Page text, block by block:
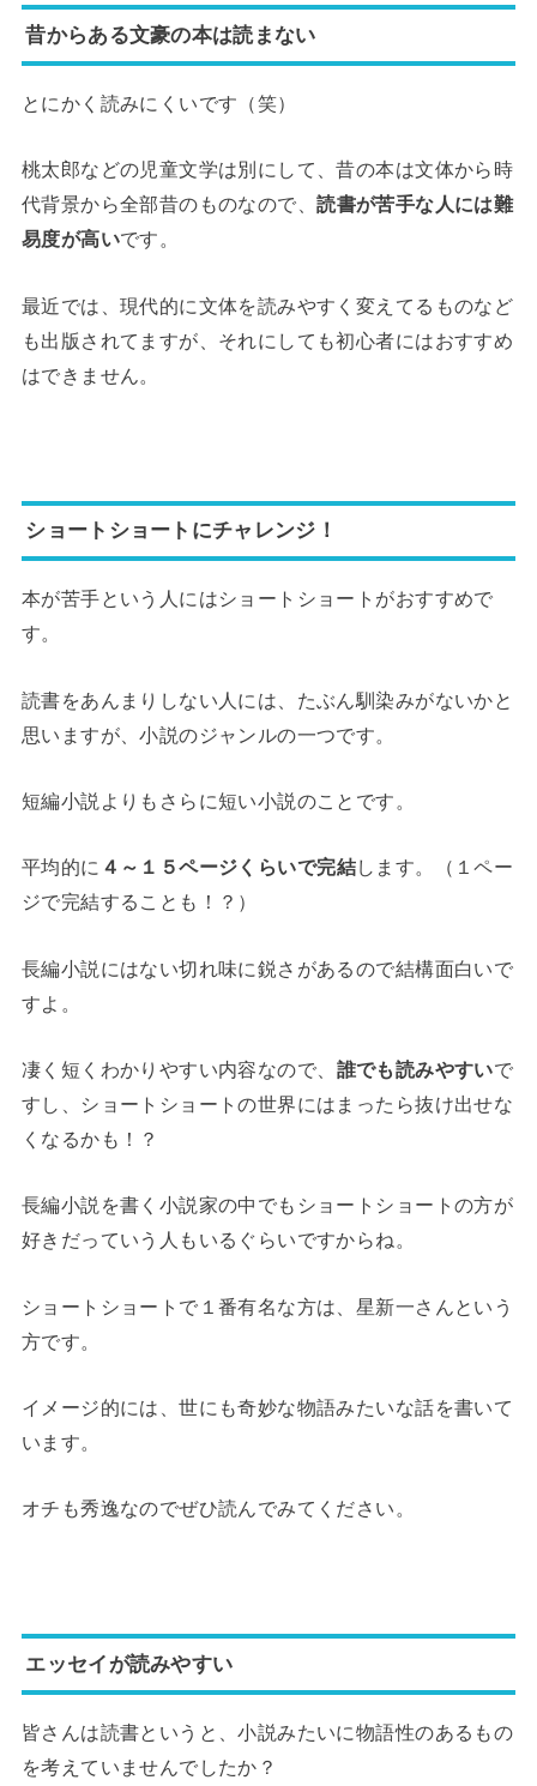
昔からある文豪の本は読まない
とにかく読みにくいです（笑）
桃太郎などの児童文学は別にして、昔の本は文体から時
代背景から全部昔のものなので、読書が苦手な人には難
易度が高いです。
最近では、現代的に文体を読みやすく変えてるものなど
も出版されてますが、それにしても初心者にはおすすめ
はできません。
ショートショートにチャレンジ！
本が苦手という人にはショートショートがおすすめで
す。
読書をあんまりしない人には、たぶん馴染みがないかと
思いますが、小説のジャンルの一つです。
短編小説よりもさらに短い小説のことです。
平均的に ４～１５ページくらいで完結します。（１ペー
ジで完結することも！？）
長編小説にはない切れ味に鋭さがあるので結構面白いで
すよ。
凄く短くわかりやすい内容なので、 誰でも読みやすいで
すし、ショートショートの世界にはまったら抜け出せな
くなるかも！？
長編小説を書く小説家の中でもショートショートの方が
好きだっていう人もいるぐらいですからね。
ショートショートで１番有名な方は、星新一さんという
方です。
イメージ的には、世にも奇妙な物語みたいな話を書いて
います。
オチも秀逸なのでぜひ読んでみてください。
エッセイが読みやすい
皆さんは読書というと、小説みたいに物語性のあるもの
を考えていませんでしたか？